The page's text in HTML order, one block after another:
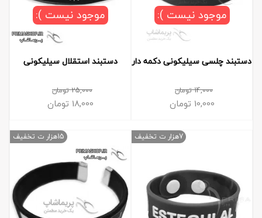
دستبند چلسی سیلیکونی دکمه دار
14,000تومان
10,000 تومان
موجود نیست ):
دستبند استقلال سیلیکونی
25,000تومان
18,000 تومان
موجود نیست ):
7هزار ت تخفیف 15هزار ت تخفیف